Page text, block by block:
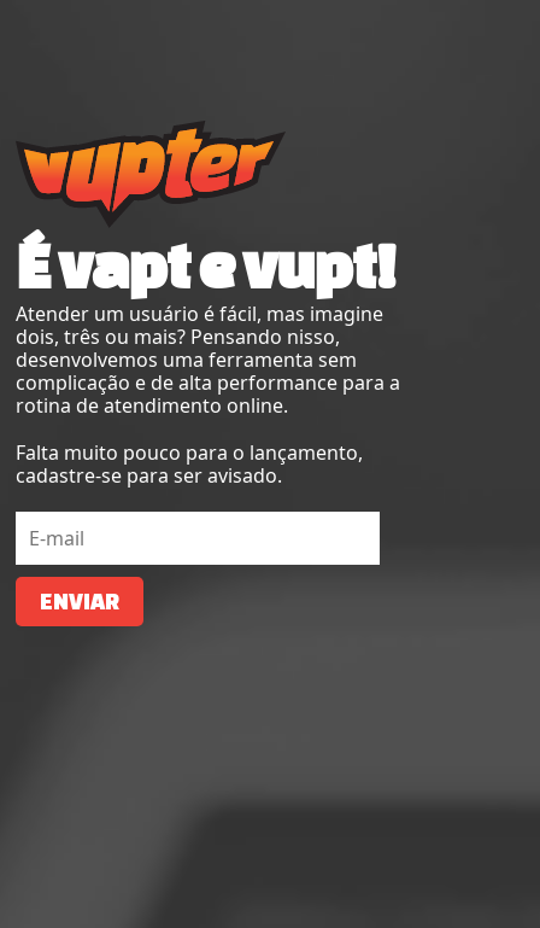
É vapt e vupt!
Atender um usuário é fácil, mas imagine
dois, três ou mais? Pensando nisso,
desenvolvemos uma ferramenta sem
complicação e de alta performance para a
rotina de atendimento online.
Falta muito pouco para o lançamento,
cadastre-se para ser avisado.
ENVIAR